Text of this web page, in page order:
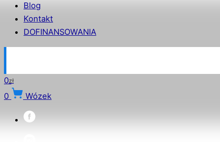
Blog
Kontakt
DOFINANSOWANIA
0zł
0 Wózek